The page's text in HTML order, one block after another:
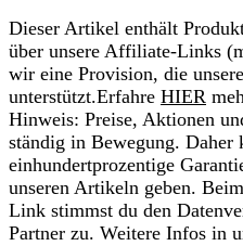
Dieser Artikel enthält
über unsere Affiliate-Links
wir eine Provision, die
unterstützt.Erfahre HIER
Hinweis: Preise, Aktionen
ständig in Bewegung. Daher
einhundertprozentige
unseren Artikeln geben.
Link stimmst du den
Partner zu. Weitere Infos in